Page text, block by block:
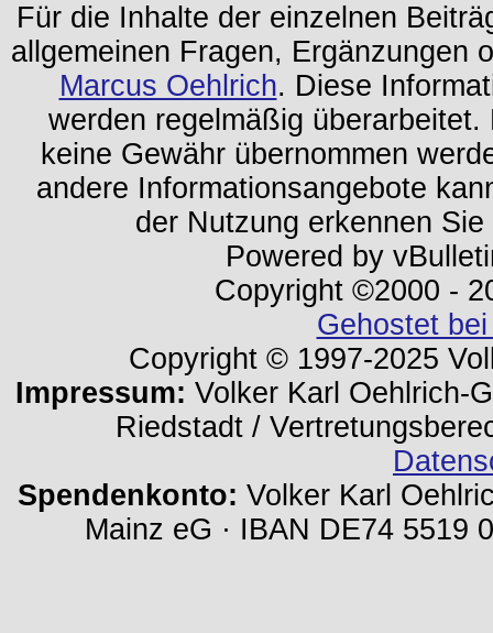
Für die Inhalte der einzelnen
allgemeinen Fragen, Ergänzungen
Marcus Oehlrich. Diese
werden regelmäßig
keine Gewähr übernommen
andere Informationsangebote
der Nutzung erkennen
Powered by
Copyright ©2000 -
Gehostet
Copyright © 1997-2025
Impressum: Volker Karl Oehlrich-
Riedstadt /
Spendenkonto: Volker Karl
Mainz eG · IBAN DE74 5519